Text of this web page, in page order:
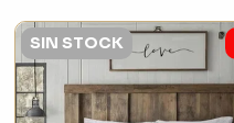
SIN STOCK